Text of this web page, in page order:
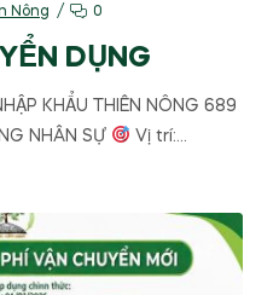
Nông 0
DỤNG
KHẨU THIÊN NÔNG 689
NHÂN SỰ
Vị trí:…